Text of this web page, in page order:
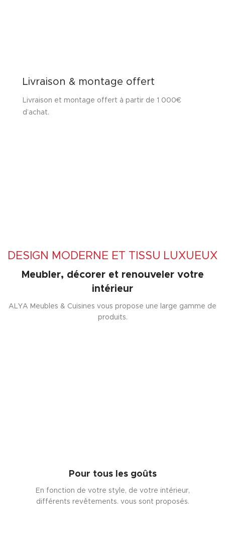
Livraison & montage offert
Livraison et montage offert à partir de 1 000€
d’achat.
DESIGN MODERNE ET TISSU LUXUEUX
Meubler, décorer et renouveler votre
intérieur
ALYA Meubles & Cuisines vous propose une large gamme de
produits.
Pour tous les goûts
En fonction de votre style, de votre intérieur,
différents revêtements. vous sont proposés.